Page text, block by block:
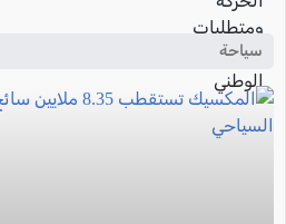
سياحة